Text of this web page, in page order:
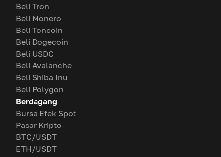
Beli Tron
Beli Monero
Beli Toncoin
Beli Dogecoin
Beli USDC
Beli Avalanche
Beli Shiba Inu
Beli Polygon
Berdagang
Bursa Efek Spot
Pasar Kripto
BTC/USDT
ETH/USDT